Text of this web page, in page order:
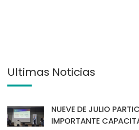
Últimas Noticias
NUEVE DE JULIO
IMPORTANTE